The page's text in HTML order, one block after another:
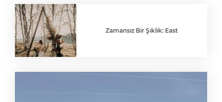
Zamansız Bir Şıklık: East